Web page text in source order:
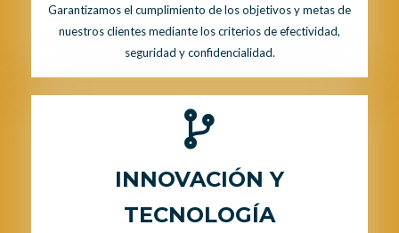
Garantizamos el cumplimiento de los objetivos y metas de
nuestros clientes mediante los criterios de efectividad,
seguridad y confidencialidad.
INNOVACIÓN Y
TECNOLOGÍA